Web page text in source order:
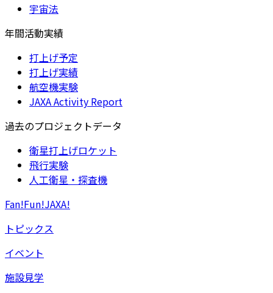
宇宙法
年間活動実績
打上げ予定
打上げ実績
航空機実験
JAXA Activity Report
過去のプロジェクトデータ
衛星打上げロケット
飛行実験
人工衛星・探査機
Fan!Fun!JAXA!
トピックス
イベント
施設見学